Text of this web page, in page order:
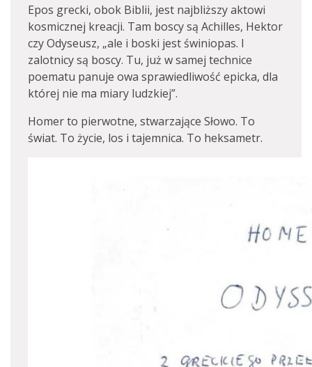
Epos grecki, obok Biblii, jest najbliższy aktowi
kosmicznej kreacji. Tam boscy są Achilles, Hektor
czy Odyseusz, „ale i boski jest świniopas. I
zalotnicy są boscy. Tu, już w samej technice
poematu panuje owa sprawiedliwość epicka, dla
której nie ma miary ludzkiej”.
Homer to pierwotne, stwarzające Słowo. To
świat. To życie, los i tajemnica. To heksametr.